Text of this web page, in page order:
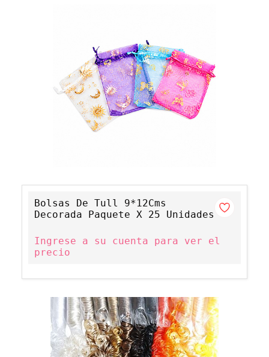
Bolsas De Tull 9*12Cms
Decorada Paquete X 25 Unidades
Ingrese a su cuenta para ver el
precio